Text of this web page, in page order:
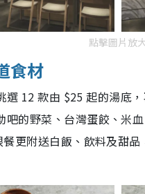
點擊圖片放
食材
12 款由 $25 起的湯底
的野菜、台灣蛋餃、米
更附送白飯、飲料及甜